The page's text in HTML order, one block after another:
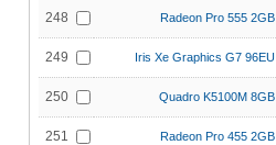
248 Radeon Pro 555 2GB
249 Iris Xe Graphics G7 96EU
250 Quadro K5100M 8GB
251 Radeon Pro 455 2GB